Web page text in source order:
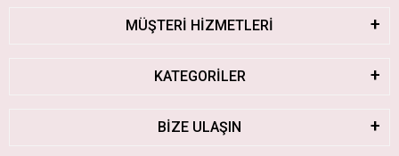
MÜŞTERİ HİZMETLERİ
KATEGORİLER
BİZE ULAŞIN